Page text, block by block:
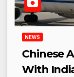
NEWS
Chinese
With